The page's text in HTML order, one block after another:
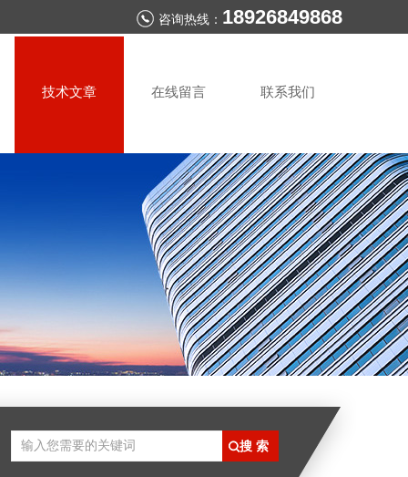
咨询热线： 18926849868
技术文章 在线留言 联系我们